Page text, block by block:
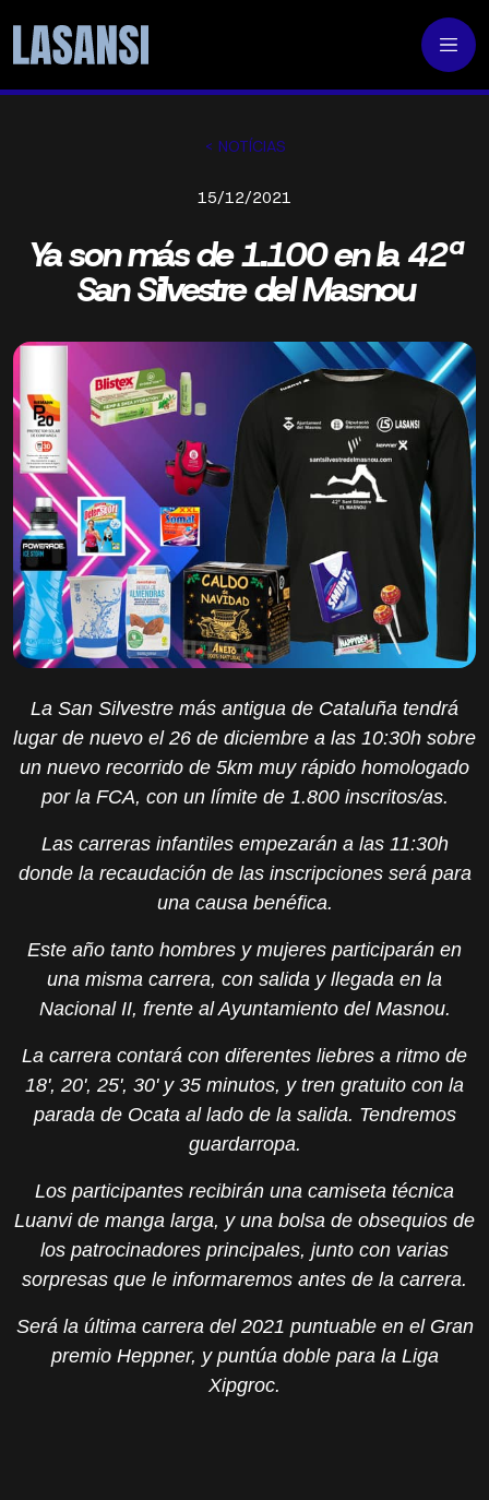
< NOTÍCIAS
15/12/2021
Ya son más de 1.100 en la 42ª
San Silvestre del Masnou
La San Silvestre más antigua de Cataluña tendrá
lugar de nuevo el 26 de diciembre a las 10:30h sobre
un nuevo recorrido de 5km muy rápido homologado
por la FCA, con un límite de 1.800 inscritos/as.
Las carreras infantiles empezarán a las 11:30h
donde la recaudación de las inscripciones será para
una causa benéfica.
Este año tanto hombres y mujeres participarán en
una misma carrera, con salida y llegada en la
Nacional II, frente al Ayuntamiento del Masnou.
La carrera contará con diferentes liebres a ritmo de
18', 20', 25', 30' y 35 minutos, y tren gratuito con la
parada de Ocata al lado de la salida. Tendremos
guardarropa.
Los participantes recibirán una camiseta técnica
Luanvi de manga larga, y una bolsa de obsequios de
los patrocinadores principales, junto con varias
sorpresas que le informaremos antes de la carrera.
Será la última carrera del 2021 puntuable en el Gran
premio Heppner, y puntúa doble para la Liga
Xipgroc.